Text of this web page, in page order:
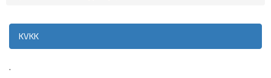
KVKK
.